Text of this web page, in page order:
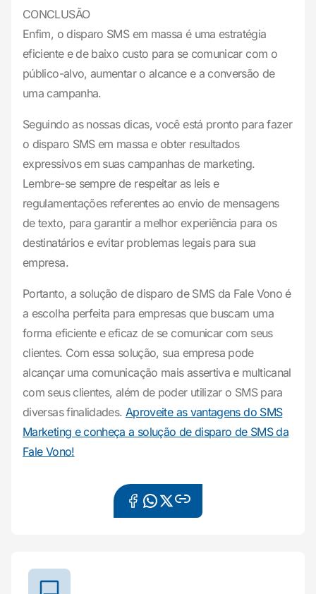
CONCLUSÃO
Enfim, o disparo SMS em massa é uma estratégia
eficiente e de baixo custo para se comunicar com o
público-alvo, aumentar o alcance e a conversão de
uma campanha.
Seguindo as nossas dicas, você está pronto para fazer
o disparo SMS em massa e obter resultados
expressivos em suas campanhas de marketing.
Lembre-se sempre de respeitar as leis e
regulamentações referentes ao envio de mensagens
de texto, para garantir a melhor experiência para os
destinatários e evitar problemas legais para sua
empresa.
Portanto, a solução de disparo de SMS da Fale Vono é
a escolha perfeita para empresas que buscam uma
forma eficiente e eficaz de se comunicar com seus
clientes. Com essa solução, sua empresa pode
alcançar uma comunicação mais assertiva e multicanal
com seus clientes, além de poder utilizar o SMS para
diversas finalidades. Aproveite as vantagens do SMS
Marketing e conheça a solução de disparo de SMS da
Fale Vono!